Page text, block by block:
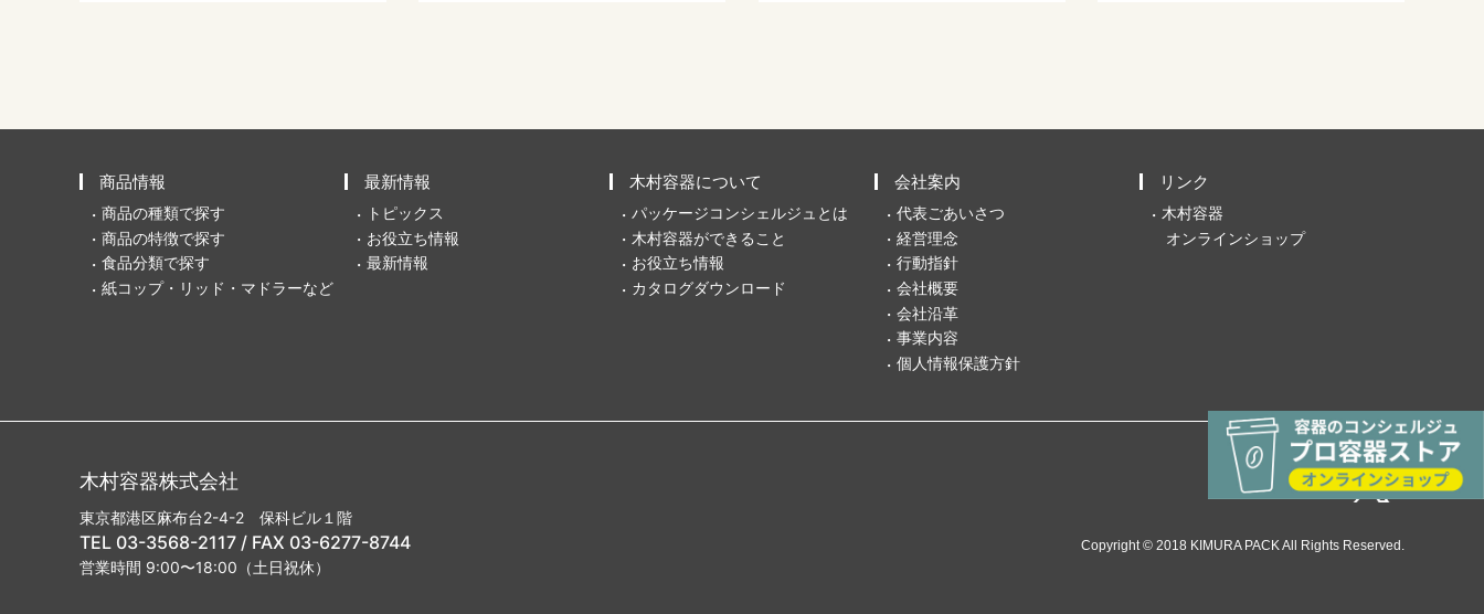
商品情報
商品の種類で探す
商品の特徴で探す
食品分類で探す
紙コップ・リッド・マドラーなど
最新情報
トピックス
お役立ち情報
最新情報
木村容器について
パッケージコンシェルジュとは
木村容器ができること
お役立ち情報
カタログダウンロード
会社案内
代表ごあいさつ
経営理念
行動指針
会社概要
会社沿革
事業内容
個人情報保護方針
リンク
木村容器
オンラインショップ
木村容器株式会社
東京都港区麻布台2-4-2 保科ビル１階
TEL 03-3568-2117 / FAX 03-6277-8744
営業時間 9:00〜18:00（土日祝休）
Copyright © 2018 KIMURA PACK All Rights Reserved.